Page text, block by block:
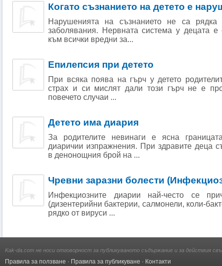
Когато съзнанието на детето е
Нарушенията на съзнанието не са рядка
заболявания. Нервната система у децата е
към всички вредни за...
Епилепсия при детето
При всяка поява на гърч у детето
страх и си мислят дали този гърч не е
повечето случаи ...
Детето има диария
За родителите невинаги е ясна
диаричии изпражнения. При здравите деца
в денонощния брой на ...
Чревни заразни болести
Инфекциозните диарии най-често се
(дизентерийни бактерии, салмонели, коли-
рядко от вируси ...
Kak-da.com не носи отговорност за публикуваното съдържание и за действия
Правила за ползване · Правила за публикуване · Контакти